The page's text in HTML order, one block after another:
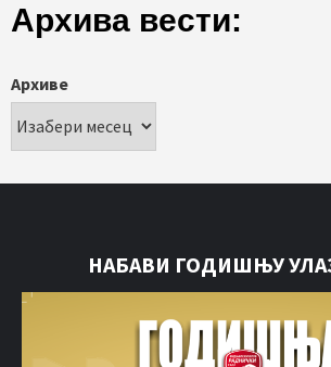
Архива вести:
Архиве
НАБАВИ ГОДИШЊУ